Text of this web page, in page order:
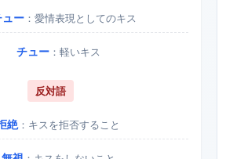
ー：愛情表現としてのキス
チュー：軽いキス
反対語
絶：キスを拒否すること